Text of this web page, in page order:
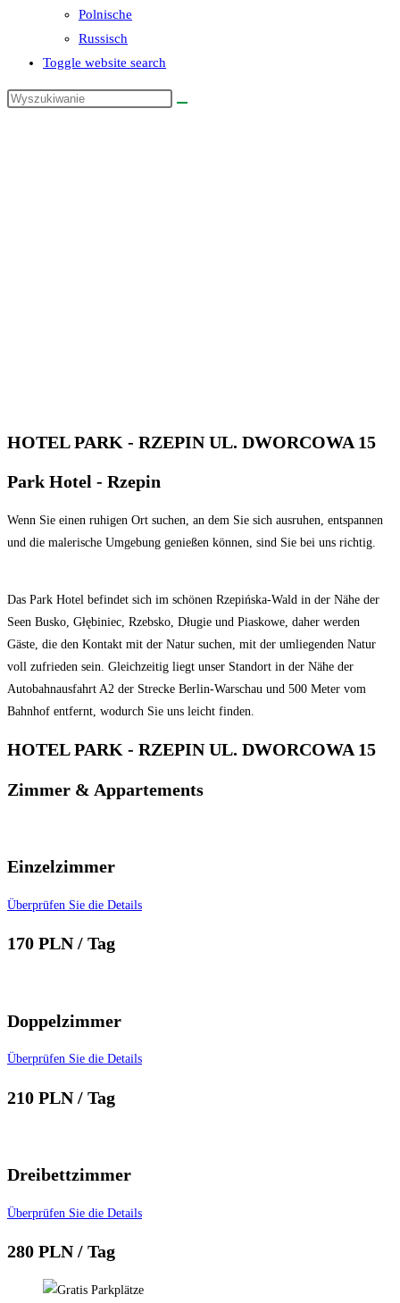
Polnische
Russisch
Toggle website search
HOTEL PARK - RZEPIN UL. DWORCOWA 15
Park Hotel - Rzepin
Wenn Sie einen ruhigen Ort suchen, an dem Sie sich ausruhen, entspannen
und die malerische Umgebung genießen können, sind Sie bei uns richtig.
Das Park Hotel befindet sich im schönen Rzepińska-Wald in der Nähe der
Seen Busko, Głębiniec, Rzebsko, Długie und Piaskowe, daher werden
Gäste, die den Kontakt mit der Natur suchen, mit der umliegenden Natur
voll zufrieden sein. Gleichzeitig liegt unser Standort in der Nähe der
Autobahnausfahrt A2 der Strecke Berlin-Warschau und 500 Meter vom
Bahnhof entfernt, wodurch Sie uns leicht finden.
HOTEL PARK - RZEPIN UL. DWORCOWA 15
Zimmer & Appartements
Einzelzimmer
Überprüfen Sie die Details
170 PLN / Tag
Doppelzimmer
Überprüfen Sie die Details
210 PLN / Tag
Dreibettzimmer
Überprüfen Sie die Details
280 PLN / Tag